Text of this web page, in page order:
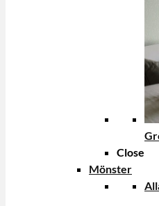
Close
Mönster